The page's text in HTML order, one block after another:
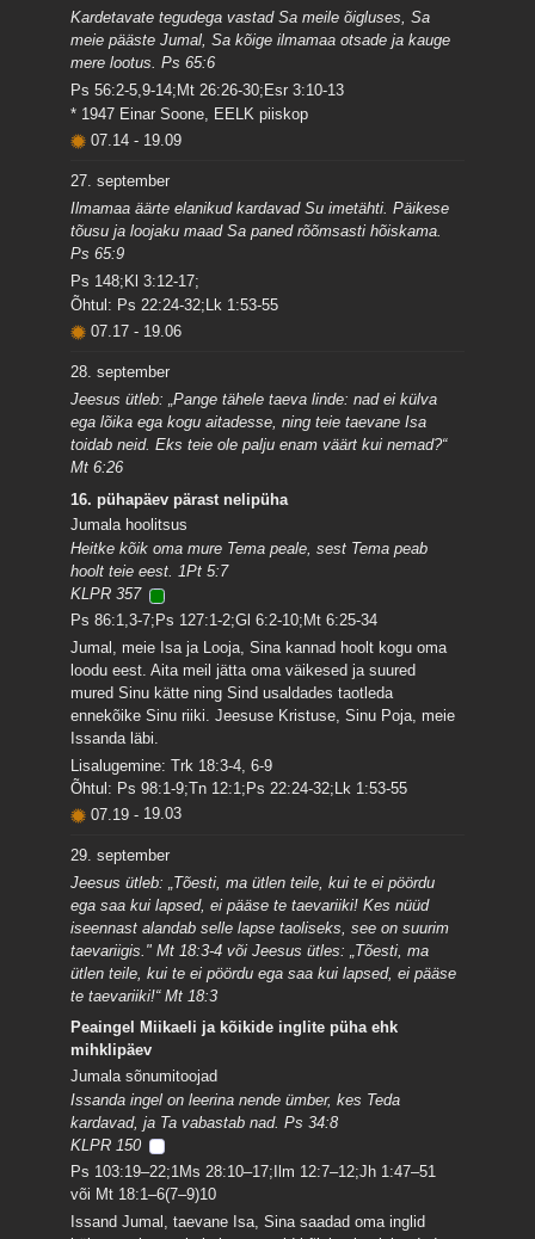
Kardetavate tegudega vastad Sa meile õigluses, Sa
meie pääste Jumal, Sa kõige ilmamaa otsade ja kauge
mere lootus. Ps 65:6
Ps 56:2-5,9-14;Mt 26:26-30;Esr 3:10-13
* 1947 Einar Soone, EELK piiskop
07.14- 19.09
27. september
Ilmamaa äärte elanikud kardavad Su imetähti. Päikese
tõusu ja loojaku maad Sa paned rõõmsasti hõiskama.
Ps 65:9
Ps 148;Kl 3:12-17;
Õhtul: Ps 22:24-32;Lk 1:53-55
07.17- 19.06
28. september
Jeesus ütleb: „Pange tähele taeva linde: nad ei külva
ega lõika ega kogu aitadesse, ning teie taevane Isa
toidab neid. Eks teie ole palju enam väärt kui nemad?“
Mt 6:26
16. pühapäev pärast nelipüha
Jumala hoolitsus
Heitke kõik oma mure Tema peale, sest Tema peab
hoolt teie eest. 1Pt 5:7
KLPR 357
Ps 86:1,3-7;Ps 127:1-2;Gl 6:2-10;Mt 6:25-34
Jumal, meie Isa ja Looja, Sina kannad hoolt kogu oma
loodu eest. Aita meil jätta oma väikesed ja suured
mured Sinu kätte ning Sind usaldades taotleda
ennekõike Sinu riiki. Jeesuse Kristuse, Sinu Poja, meie
Issanda läbi.
Lisalugemine: Trk 18:3-4, 6-9
Õhtul: Ps 98:1-9;Tn 12:1;Ps 22:24-32;Lk 1:53-55
07.19- 19.03
29. september
Jeesus ütleb: „Tõesti, ma ütlen teile, kui te ei pöördu
ega saa kui lapsed, ei pääse te taevariiki! Kes nüüd
iseennast alandab selle lapse taoliseks, see on suurim
taevariigis." Mt 18:3-4 või Jeesus ütles: „Tõesti, ma
ütlen teile, kui te ei pöördu ega saa kui lapsed, ei pääse
te taevariiki!“ Mt 18:3
Peaingel Miikaeli ja kõikide inglite püha ehk
mihklipäev
Jumala sõnumitoojad
Issanda ingel on leerina nende ümber, kes Teda
kardavad, ja Ta vabastab nad. Ps 34:8
KLPR 150
Ps 103:19–22;1Ms 28:10–17;Ilm 12:7–12;Jh 1:47–51
või Mt 18:1–6(7–9)10
Issand Jumal, taevane Isa, Sina saadad oma inglid